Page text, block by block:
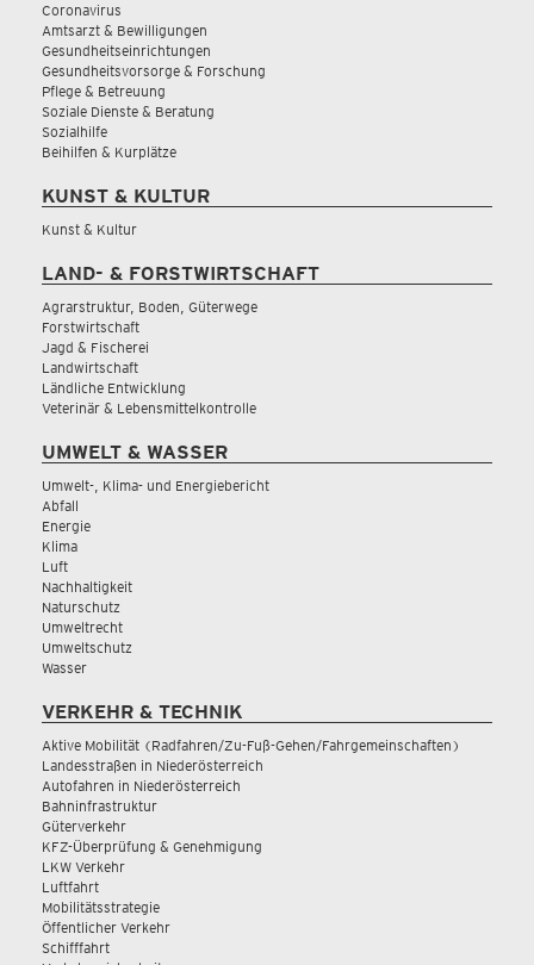
Coronavirus
Amtsarzt & Bewilligungen
Gesundheitseinrichtungen
Gesundheitsvorsorge & Forschung
Pflege & Betreuung
Soziale Dienste & Beratung
Sozialhilfe
Beihilfen & Kurplätze
KUNST & KULTUR
Kunst & Kultur
LAND- & FORSTWIRTSCHAFT
Agrarstruktur, Boden, Güterwege
Forstwirtschaft
Jagd & Fischerei
Landwirtschaft
Ländliche Entwicklung
Veterinär & Lebensmittelkontrolle
UMWELT & WASSER
Umwelt-, Klima- und Energiebericht
Abfall
Energie
Klima
Luft
Nachhaltigkeit
Naturschutz
Umweltrecht
Umweltschutz
Wasser
VERKEHR & TECHNIK
Aktive Mobilität (Radfahren/Zu-Fuß-Gehen/Fahrgemeinschaften)
Landesstraßen in Niederösterreich
Autofahren in Niederösterreich
Bahninfrastruktur
Güterverkehr
KFZ-Überprüfung & Genehmigung
LKW Verkehr
Luftfahrt
Mobilitätsstrategie
Öffentlicher Verkehr
Schifffahrt